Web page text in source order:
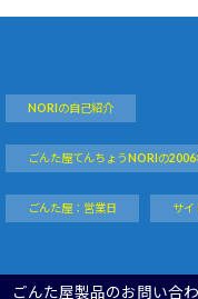
ごんた屋製品のお問い合
NORIの自己紹介
ごんた屋てんちょうNORIの
ごんた屋：営業日 サイ